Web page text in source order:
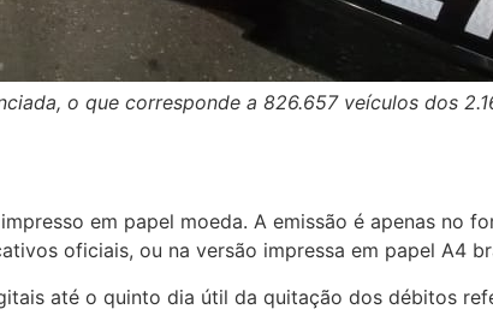
o que corresponde a 826.657 veículos dos
em papel moeda. A emissão é apenas no
oficiais, ou na versão impressa em papel A4
até o quinto dia útil da quitação dos débitos